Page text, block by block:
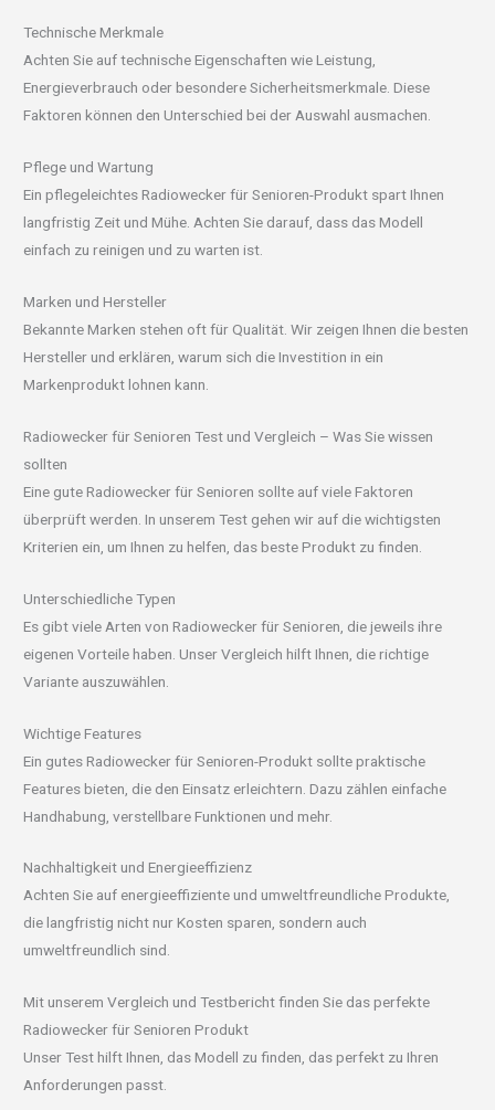
Technische Merkmale
Achten Sie auf technische Eigenschaften wie Leistung,
Energieverbrauch oder besondere Sicherheitsmerkmale. Diese
Faktoren können den Unterschied bei der Auswahl ausmachen.
Pflege und Wartung
Ein pflegeleichtes Radiowecker für Senioren-Produkt spart Ihnen
langfristig Zeit und Mühe. Achten Sie darauf, dass das Modell
einfach zu reinigen und zu warten ist.
Marken und Hersteller
Bekannte Marken stehen oft für Qualität. Wir zeigen Ihnen die besten
Hersteller und erklären, warum sich die Investition in ein
Markenprodukt lohnen kann.
Radiowecker für Senioren Test und Vergleich – Was Sie wissen
sollten
Eine gute Radiowecker für Senioren sollte auf viele Faktoren
überprüft werden. In unserem Test gehen wir auf die wichtigsten
Kriterien ein, um Ihnen zu helfen, das beste Produkt zu finden.
Unterschiedliche Typen
Es gibt viele Arten von Radiowecker für Senioren, die jeweils ihre
eigenen Vorteile haben. Unser Vergleich hilft Ihnen, die richtige
Variante auszuwählen.
Wichtige Features
Ein gutes Radiowecker für Senioren-Produkt sollte praktische
Features bieten, die den Einsatz erleichtern. Dazu zählen einfache
Handhabung, verstellbare Funktionen und mehr.
Nachhaltigkeit und Energieeffizienz
Achten Sie auf energieeffiziente und umweltfreundliche Produkte,
die langfristig nicht nur Kosten sparen, sondern auch
umweltfreundlich sind.
Mit unserem Vergleich und Testbericht finden Sie das perfekte
Radiowecker für Senioren Produkt
Unser Test hilft Ihnen, das Modell zu finden, das perfekt zu Ihren
Anforderungen passt.